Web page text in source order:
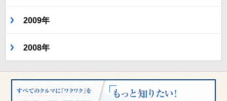
2009年
2008年